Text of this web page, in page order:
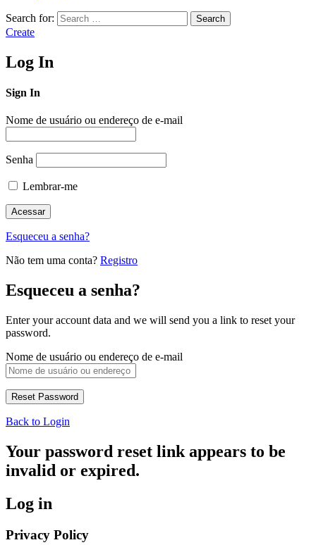
Search for: Search
Create
Log In
Sign In
Nome de usuário ou endereço de e-mail
Senha
Lembrar-me
Esqueceu a senha?
Não tem uma conta? Registro
Esqueceu a senha?
Enter your account data and we will send you a link to reset your
password.
Nome de usuário ou endereço de e-mail
Back to Login
Your password reset link appears to be
invalid or expired.
Log in
Privacy Policy